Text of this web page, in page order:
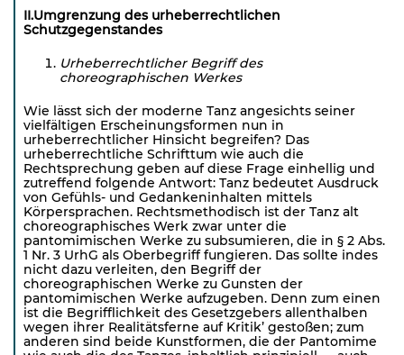
II.Umgrenzung des urheberrechtlichen
Schutzgegenstandes
Urheberrechtlicher Begriff des
choreographischen Werkes
Wie lässt sich der moderne Tanz angesichts seiner
vielfältigen Erscheinungsformen nun in
urheberrechtlicher Hinsicht begreifen? Das
urheberrechtliche Schrifttum wie auch die
Rechtsprechung geben auf diese Frage einhellig und
zutreffend folgende Antwort: Tanz bedeutet Ausdruck
von Gefühls- und Gedankeninhalten mittels
Körpersprachen. Rechtsmethodisch ist der Tanz alt
choreographisches Werk zwar unter die
pantomimischen Werke zu subsumieren, die in § 2 Abs.
1 Nr. 3 UrhG als Oberbegriff fungieren. Das sollte indes
nicht dazu verleiten, den Begriff der
choreographischen Werke zu Gunsten der
pantomimischen Werke aufzugeben. Denn zum einen
ist die Begrifflichkeit des Gesetzgebers allenthalben
wegen ihrer Realitätsferne auf Kritik’ gestoßen; zum
anderen sind beide Kunstformen, die der Pantomime